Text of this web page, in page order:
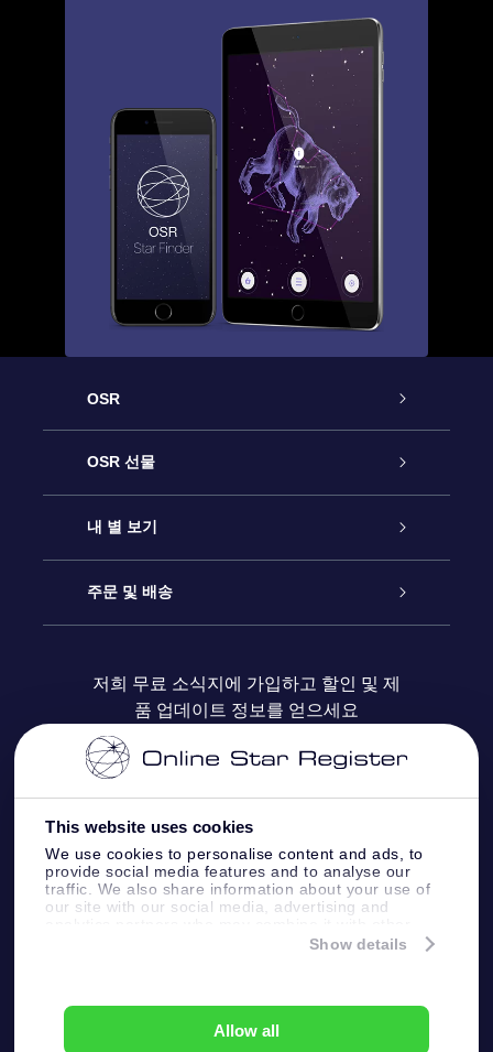
This website uses cookies
We use cookies to personalise content and ads, to
provide social media features and to analyse our
traffic. We also share information about your use of
our site with our social media, advertising and
information that you’ve provided to them or that
Show details
Allow all
OSR
고객 서비스
연락처
블로그
OSR 선물
온라인 별 선물
OSR 선물 팩
OSR 상품권
기업 선물
내 별 보기
Star Register
맞춤 별 페이지
One Million Stars
Fly me to the stars VR 앱
주문 및 배송
결제 정보
배송 정보
환불 정책
별자리
저희 무료 소식지에 가입하고 할인 및 제
품 업데이트 정보를 얻으세요
고객 서비스:help@osr.org